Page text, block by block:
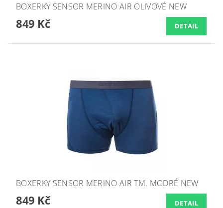
BOXERKY SENSOR MERINO AIR OLIVOVÉ NEW
849 Kč DETAIL
BOXERKY SENSOR MERINO AIR TM. MODRÉ NEW
849 Kč DETAIL